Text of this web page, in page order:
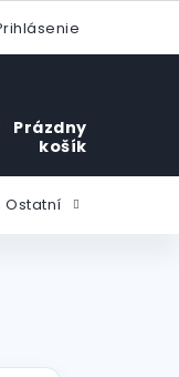
Prázdny
košík
Ostatní